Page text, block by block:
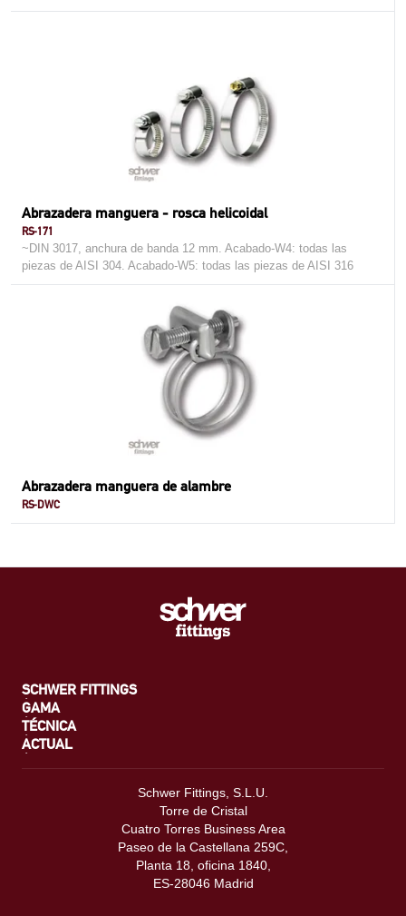
Abrazadera manguera - rosca helicoidal
RS-171
~DIN 3017, anchura de banda 12 mm. Acabado-W4: todas las
piezas de AISI 304. Acabado-W5: todas las piezas de AISI 316
Abrazadera manguera de alambre
RS-DWC
SCHWER FITTINGS
GAMA
TÉCNICA
ACTUAL
Schwer Fittings, S.L.U.
Torre de Cristal
Cuatro Torres Business Area
Paseo de la Castellana 259C,
Planta 18, oficina 1840,
ES-28046 Madrid